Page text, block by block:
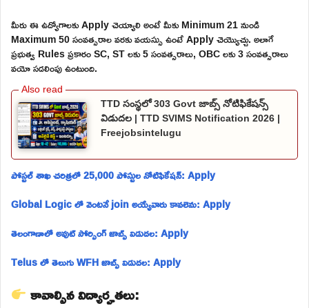
మీరు ఈ ఉద్యోగాలకు Apply చెయ్యాలి అంటే మీకు Minimum 21 నుండి
Maximum 50 సంవత్సరాల వరకు వయస్సు ఉంటే Apply చెయ్యొచ్చు. అలాగే
ప్రభుత్వ Rules ప్రకారం SC, ST లకు 5 సంవత్సరాలు, OBC లకు 3 సంవత్సరాలు
వయో సడలింపు ఉంటుంది.
TTD సంస్థలో 303 Govt జాబ్స్ నోటిఫికేషన్స్
విడుదల | TTD SVIMS Notification 2026 |
Freejobsintelugu
పోస్టల్ శాఖ చరిత్రలో 25,000 పోస్టుల నోటిఫికేషన్: Apply
Global Logic లో వెంటనే join అయ్యేవారు కావలెను: Apply
తెలంగాణాలో అవుట్ సోర్సింగ్ జాబ్స్ విడుదల: Apply
Telus లో తెలుగు WFH జాబ్స్ విడుదల: Apply
కావాల్సిన విద్యార్హతలు: